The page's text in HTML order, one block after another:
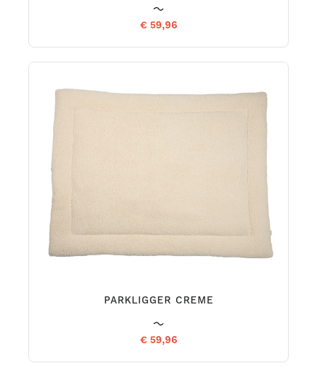
€ 59,96
PARKLIGGER CREME
€ 59,96